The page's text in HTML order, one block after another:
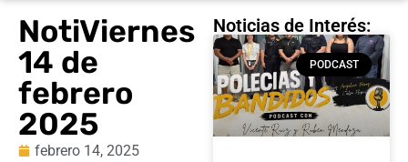
NotiViernes
14 de
febrero
2025
febrero 14, 2025
Noticias de Interés:
PODCAST